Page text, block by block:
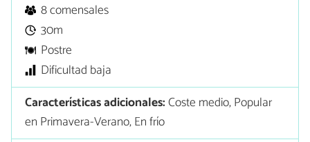
8 comensales
30m
Postre
Dificultad baja
Características adicionales:Coste medio, Popular
en Primavera-Verano, En frío